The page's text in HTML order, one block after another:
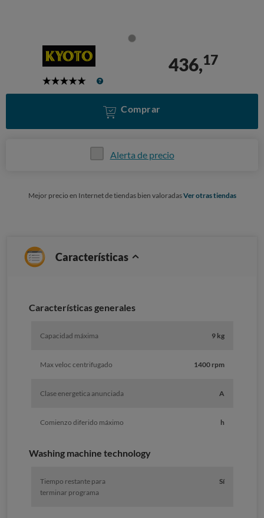
5
436,17
Comprar
Alerta de precio
Mejor precio en Internet de tiendas bien valoradasVer otras tiendas
Características
Características generales
Capacidad máxima 9 kg
Max veloc centrifugado 1400 rpm
Clase energetica anunciada A
Comienzo diferido máximo h
Washing machine technology
Tiempo restante para
terminar programa
Sí